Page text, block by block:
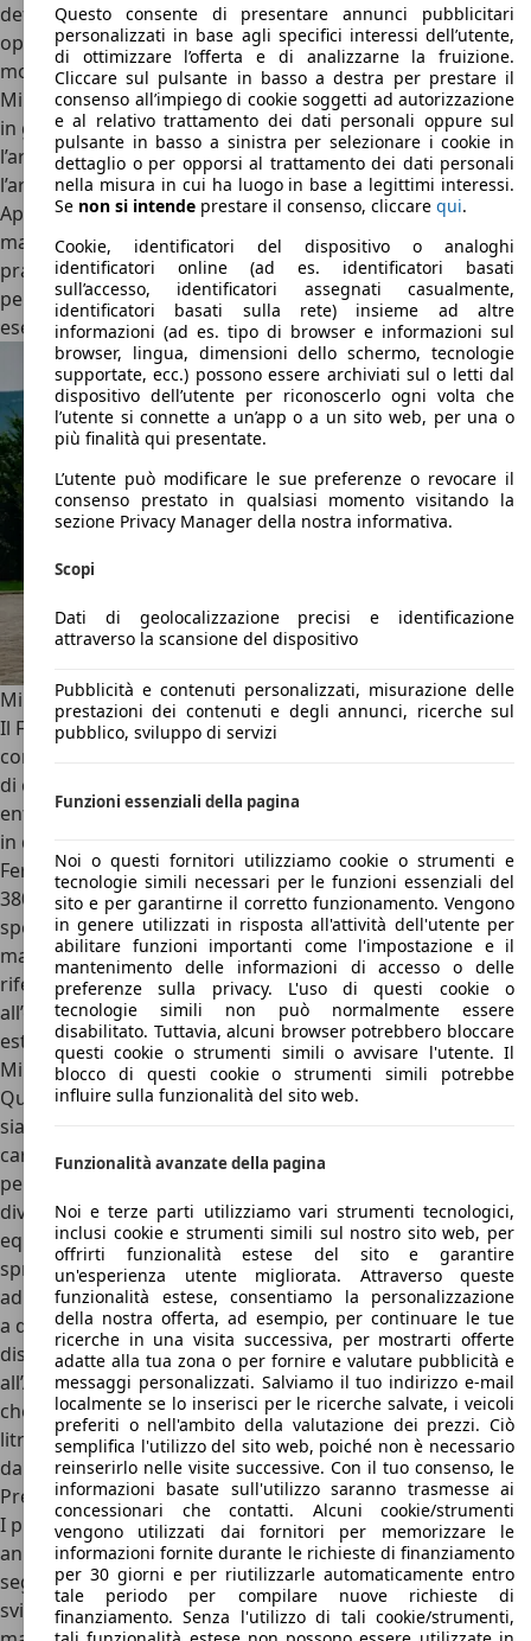
dettaglio e dalla raffinatezza tecnica, volendo si può anche
optare su delle vetture elettrificate. Nonostante non siano
moltissimi i modelli proposti, occorre sottolineare come
Militem rappresenta l’incontro tra la meccanica americana
in grado di offrire auto di dimensioni esagerate con
l’artigianalità italiana unendo le basi robuste con
l’artigianalità all’interno dell’abitacolo.
Apparentemente le famiglie di modelli disponibili sono due
ma le possibilità di personalizzazione e le varianti sono
praticamente infinite con un programma di
personalizzazione curato che garantisce l’unicità di ogni
esemplare prodotto.
Militem Ferox
Il Ferox è un modello basato sulla
Jeep Wrangler
con motore 2.0 litri benzina, Turbo da 272 CV per 400 Nm
di coppia e V6 3.6 lt. con 285 CV e 260 Nm di coppia,
entrambi con cambio automatico a 8 rapporti. Disponibile
in diverse versioni può essere anche plug-in nel caso della
Ferox-E in grado di sprigionare una potenza complessiva di
380 CV ed un’autonomia elettrica di circa 50 km, la più
sportiva Ferox-500 che con oltre 481 cavalli e una coppia
massima di 637 Nm a 4.300 g/m offre prestazioni da
riferimento, la versione pick-up Ferox-T oppure dedicata
all’off-road come avviene nel caso della Adventure che
esteticamente sembraquasi un “veicolo militare”.
Militem Magnum
Questo modello si rifà al Ram 1500 con dettagli esclusivi
sia all’esterno che all’interno. Dalla griglia in fibra di
carbonio total black ai cerchi in lega esclusivi tutto è fatto
per distinguersi in strada. Anche in questo caso sono
diverse le varianti disponibili: il Magnum base è
equipaggiato con un5.7 litri V8 HEMIin grado di
sprigionare 395 cavalli abbinati ad un cambio automatico
ad otto rapporti ed alla trazione integrale, l’Adventure oltre
a qualche cavallo in più (in questo caso sono 401) si
distingue per delle caratterizzazioni uniche grazie
all’Alcantara all’interno. Chiude la gamma la Magnum 700
che sotto il cofano adotta ilV8 Supercharged HEMI® da 6,2
litri
, 702 cavalli e 881 Nm di coppia in grado di accelerare
da 0 a 100 Km/h in meno di 4 secondi.
Prezzi Militem
I prodotti Militem sono dei veri e propri gioielli che negli
anni hanno visto l’arrivo di diversi nuovi concessionari nel
segmento del luxury “American tech-Italian made” che
sviluppa il proprio personalissimo design su prodotti dei
Questo consente di presentare annunci pubblicitari
personalizzati in base agli specifici interessi dell’utente,
di ottimizzare l’offerta e di analizzarne la fruizione.
Cliccare sul pulsante in basso a destra per prestare il
consenso all’impiego di cookie soggetti ad autorizzazione
e al relativo trattamento dei dati personali oppure sul
pulsante in basso a sinistra per selezionare i cookie in
dettaglio o per opporsi al trattamento dei dati personali
nella misura in cui ha luogo in base a legittimi interessi.
Se non si intende prestare il consenso, cliccare qui.
Cookie, identificatori del dispositivo o analoghi
identificatori online (ad es. identificatori basati
sull’accesso, identificatori assegnati casualmente,
identificatori basati sulla rete) insieme ad altre
informazioni (ad es. tipo di browser e informazioni sul
browser, lingua, dimensioni dello schermo, tecnologie
supportate, ecc.) possono essere archiviati sul o letti dal
dispositivo dell’utente per riconoscerlo ogni volta che
l’utente si connette a un’app o a un sito web, per una o
più finalità qui presentate.
L’utente può modificare le sue preferenze o revocare il
consenso prestato in qualsiasi momento visitando la
sezione Privacy Manager della nostra informativa.
Scopi
Dati di geolocalizzazione precisi e identificazione
attraverso la scansione del dispositivo
Pubblicità e contenuti personalizzati, misurazione delle
prestazioni dei contenuti e degli annunci, ricerche sul
pubblico, sviluppo di servizi
Funzioni essenziali della pagina
Noi o questi fornitori utilizziamo cookie o strumenti e
tecnologie simili necessari per le funzioni essenziali del
sito e per garantirne il corretto funzionamento. Vengono
in genere utilizzati in risposta all'attività dell'utente per
abilitare funzioni importanti come l'impostazione e il
mantenimento delle informazioni di accesso o delle
preferenze sulla privacy. L'uso di questi cookie o
tecnologie simili non può normalmente essere
disabilitato. Tuttavia, alcuni browser potrebbero bloccare
questi cookie o strumenti simili o avvisare l'utente. Il
blocco di questi cookie o strumenti simili potrebbe
influire sulla funzionalità del sito web.
Funzionalità avanzate della pagina
Noi e terze parti utilizziamo vari strumenti tecnologici,
inclusi cookie e strumenti simili sul nostro sito web, per
offrirti funzionalità estese del sito e garantire
un'esperienza utente migliorata. Attraverso queste
funzionalità estese, consentiamo la personalizzazione
della nostra offerta, ad esempio, per continuare le tue
ricerche in una visita successiva, per mostrarti offerte
adatte alla tua zona o per fornire e valutare pubblicità e
messaggi personalizzati. Salviamo il tuo indirizzo e-mail
localmente se lo inserisci per le ricerche salvate, i veicoli
preferiti o nell'ambito della valutazione dei prezzi. Ciò
semplifica l'utilizzo del sito web, poiché non è necessario
reinserirlo nelle visite successive. Con il tuo consenso, le
informazioni basate sull'utilizzo saranno trasmesse ai
concessionari che contatti. Alcuni cookie/strumenti
vengono utilizzati dai fornitori per memorizzare le
informazioni fornite durante le richieste di finanziamento
per 30 giorni e per riutilizzarle automaticamente entro
tale periodo per compilare nuove richieste di
finanziamento. Senza l'utilizzo di tali cookie/strumenti,